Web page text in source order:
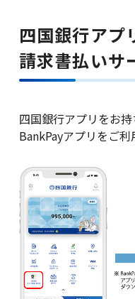
四国銀行アプ
請求書払いサ
四国銀行アプリをお
BankPayアプリをご利